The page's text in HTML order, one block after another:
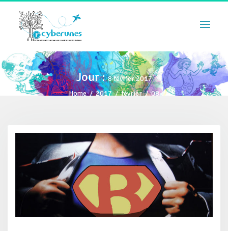
Jour :8 février 2017
Home/2017/février/08